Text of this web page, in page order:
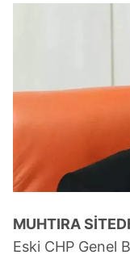
MUHTIRA
Eski CHP Genel